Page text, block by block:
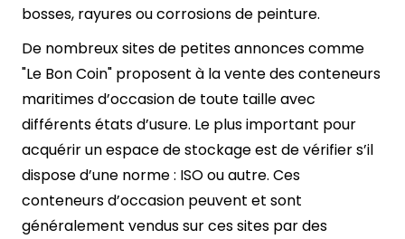
bosses, rayures ou corrosions de peinture.
De nombreux sites de petites annonces comme
"Le Bon Coin" proposent à la vente des conteneurs
maritimes d’occasion de toute taille avec
différents états d’usure. Le plus important pour
acquérir un espace de stockage est de vérifier s’il
dispose d’une norme : ISO ou autre. Ces
conteneurs d’occasion peuvent et sont
généralement vendus sur ces sites par des